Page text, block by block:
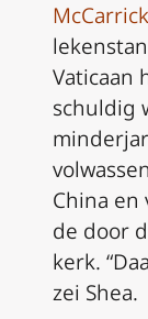
McCarrick
Vaticaan
schuldig
China en
de door
kerk.
zei Shea.